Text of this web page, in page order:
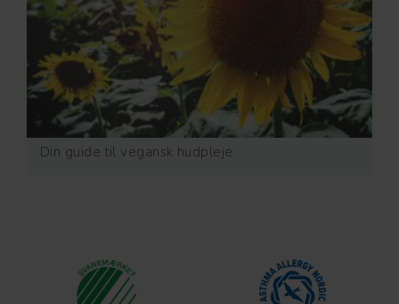
Din guide til vegansk hudpleje.